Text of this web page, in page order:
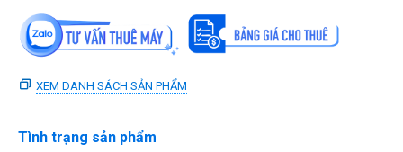
XEM DANH SÁCH SẢN PHẨM
Tình trạng sản phẩm